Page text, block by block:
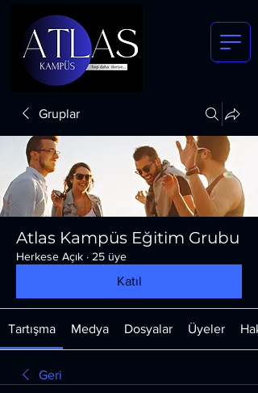
Gruplar
Atlas Kampüs Eğitim Grubu
Herkese Açık · 25 üye
Katıl
Tartışma Medya Dosyalar Üyeler
Geri